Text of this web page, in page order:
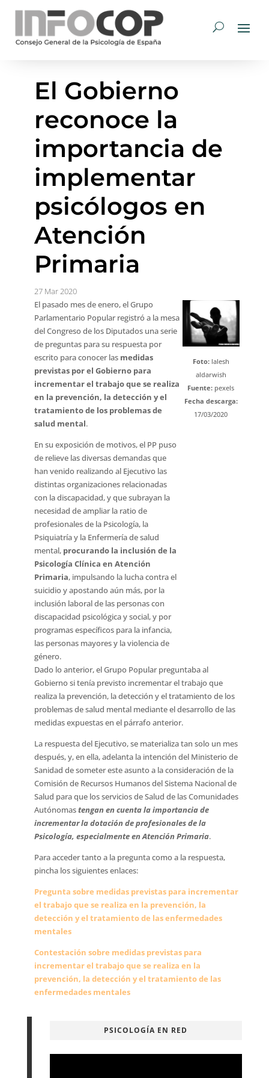
El Gobierno
reconoce la
importancia de
implementar
psicólogos en
Atención
Primaria
27 Mar 2020
El pasado mes de enero, el Grupo
Parlamentario Popular registró a la mesa
del Congreso de los Diputados una serie
de preguntas para su respuesta por
escrito para conocer las medidas
previstas por el Gobierno para
incrementar el trabajo que se realiza
en la prevención, la detección y el
tratamiento de los problemas de
salud mental.
En su exposición de motivos, el PP puso
de relieve las diversas demandas que
han venido realizando al Ejecutivo las
distintas organizaciones relacionadas
con la discapacidad, y que subrayan la
necesidad de ampliar la ratio de
profesionales de la Psicología, la
Psiquiatría y la Enfermería de salud
mental, procurando la inclusión de la
Psicología Clínica en Atención
Primaria, impulsando la lucha contra el
suicidio y apostando aún más, por la
inclusión laboral de las personas con
discapacidad psicológica y social, y por
programas específicos para la infancia,
las personas mayores y la violencia de
género.
Foto:lalesh
aldarwish
Fuente: pexels
Fecha descarga:
17/03/2020
Dado lo anterior, el Grupo Popular preguntaba al
Gobierno si tenía previsto incrementar el trabajo que
realiza la prevención, la detección y el tratamiento de los
problemas de salud mental mediante el desarrollo de las
medidas expuestas en el párrafo anterior.
La respuesta del Ejecutivo, se materializa tan solo un mes
después, y, en ella, adelanta la intención del Ministerio de
Sanidad de someter este asunto a la consideración de la
Comisión de Recursos Humanos del Sistema Nacional de
Salud para que los servicios de Salud de las Comunidades
Autónomas tengan en cuenta la importancia de
incrementar la dotación de profesionales de la
Psicología, especialmente en Atención Primaria.
Para acceder tanto a la pregunta como a la respuesta,
pincha los siguientes enlaces:
Pregunta sobre medidas previstas para incrementar
el trabajo que se realiza en la prevención, la
detección y el tratamiento de las enfermedades
mentales
Contestación sobre medidas previstas para
incrementar el trabajo que se realiza en la
prevención, la detección y el tratamiento de las
enfermedades mentales
PSICOLOGÍA EN RED